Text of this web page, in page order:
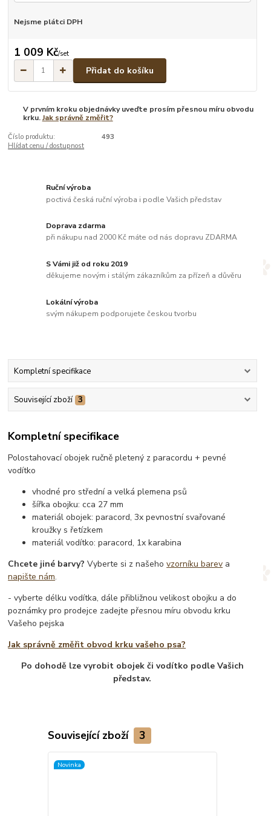
Nejsme plátci DPH
1 009 Kč/set
Přidat do košíku
V prvním kroku objednávky uveďte prosím přesnou míru obvodu
krku.Jak správně změřit?
Číslo produktu:
493
Hlídat cenu / dostupnost
Ruční výroba
poctivá česká ruční výroba i podle Vašich představ
Doprava zdarma
při nákupu nad 2000 Kč máte od nás dopravu ZDARMA
S Vámi již od roku 2019
děkujeme novým i stálým zákazníkům za přízeň a důvěru
Lokální výroba
svým nákupem podporujete českou tvorbu
Kompletní specifikace
Související zboží 3
Kompletní specifikace
Polostahovací obojek ručně pletený z paracordu + pevné
vodítko
vhodné pro střední a velká plemena psů
šířka obojku: cca 27 mm
materiál obojek: paracord, 3x pevnostní svařované
kroužky s řetízkem
materiál vodítko: paracord, 1x karabina
Chcete jiné barvy? Vyberte si z našehovzorníku barev a
napište nám.
- vyberte délku vodítka, dále přibližnou velikost obojku a do
poznámky pro prodejce zadejte přesnou míru obvodu krku
Vašeho pejska
Jak správně změřit obvod krku vašeho psa?
Po dohodě lze vyrobit obojek či vodítko podle Vašich
představ.
Související zboží 3
Novinka